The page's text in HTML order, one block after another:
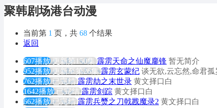
聚韩剧场港台动漫
当前第 1 页，共 68 个结果
返回
607播放 更新第150集 霹雳天命之仙魔鏖锋 暂无简介
952播放 更新至第26集 霹雳玄蒙纪 谈无欲,云忘然,命君孤
762播放 已完结 霹雳劫之末世录 黄文择口白
1642播放 已完结 霹雳剑踪 黄文择口白
662播放 已完结 霹雳兵燹之刀戟戡魔录2 黄文择口白